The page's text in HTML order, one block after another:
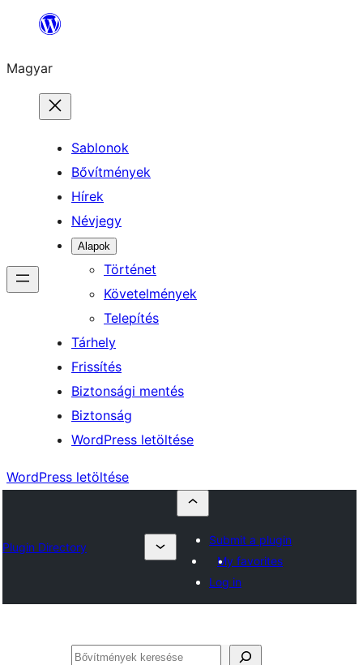
Ugrás
tartalomhoz
Magyar
Sablonok
Bővítmények
Hírek
Névjegy
Alapok
Történet
Követelmények
Telepítés
Tárhely
Frissítés
Biztonsági mentés
Biztonság
WordPress letöltése
WordPress letöltése
Plugin Directory
Submit a plugin
My favorites
Log in
Keresés